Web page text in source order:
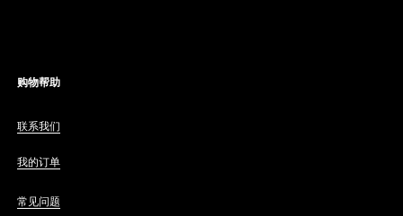
购物帮助
联系我们
我的订单
常见问题